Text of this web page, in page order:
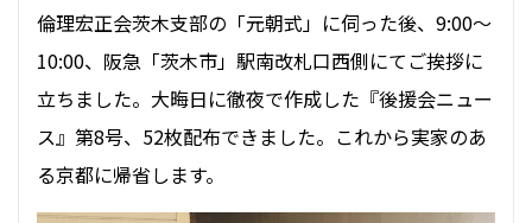
倫理宏正会茨木支部の「元朝式」に伺った後、9:00〜
10:00、阪急「茨木市」駅南改札口西側にてご挨拶に
立ちました。大晦日に徹夜で作成した『後援会ニュー
ス』第8号、52枚配布できました。これから実家のあ
る京都に帰省します。